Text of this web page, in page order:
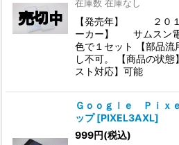
在庫数 在庫なし
【発売年】 ２０１
ーカー】 サムスン
色で１セット 【部品
し不可。 【商品の状
スト対応】可能
Ｇｏｏｇｌｅ Ｐｉｘ
ップ [PIXEL3AXL]
999円(税込)